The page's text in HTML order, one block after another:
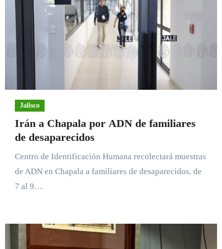
Jalisco
Irán a Chapala por ADN de familiares
de desaparecidos
Centro de Identificación Humana recolectará muestras
de ADN en Chapala a familiares de desaparecidos, de
7 al 9…